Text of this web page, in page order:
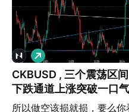
CKBUSD , 三个震荡区
下跌通道上涨突破一口
涨目标，
所以做空该损就损，要么你
做
多